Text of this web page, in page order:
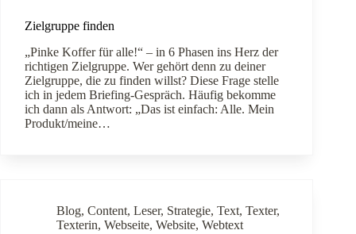
Zielgruppe finden
„Pinke Koffer für alle!“ – in 6 Phasen ins Herz der
richtigen Zielgruppe. Wer gehört denn zu deiner
Zielgruppe, die zu finden willst? Diese Frage stelle
ich in jedem Briefing-Gespräch. Häufig bekomme
ich dann als Antwort: „Das ist einfach: Alle. Mein
Produkt/meine…
Blog, Content, Leser, Strategie, Text, Texter,
Texterin, Webseite, Website, Webtext